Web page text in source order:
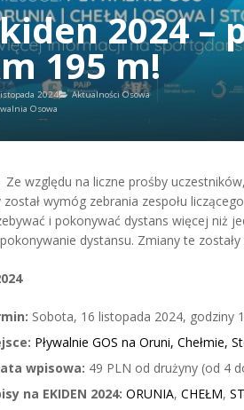
2024 –
195 m!
2024
Aktualności Osowa
Osowa
Ze względu na liczne prośby
został wymóg zebrania zespołu
i pokonywać dystans więcej niż
dystansu. Zmiany te
Sobota, 16 listopada 2024, godziny
Pływalnie GOS na Oruni, Chełmie,
wpisowa: 49 PLN od drużyny (od 4
na EKIDEN 2024: ORUNIA, CHEŁM,